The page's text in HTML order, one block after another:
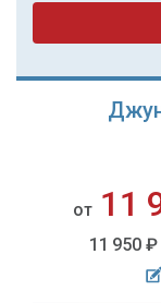
от 11
11 950 ₽